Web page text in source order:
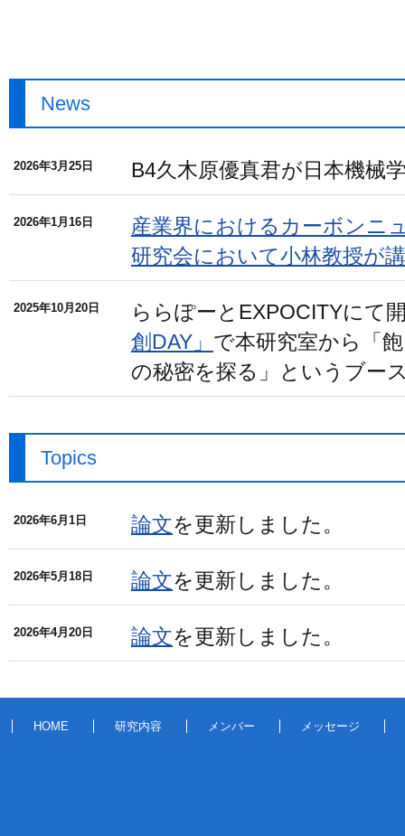
News
2026年3月25日 B4久木原優真君が日本機械
2026年1月16日
産業界におけるカーボンニ
研究会において小林教授が
2025年10月20日
ららぽーとEXPOCITYにて
創DAY」 で本研究室から「
の秘密を探る」というブー
Topics
2026年6月1日 論文を更新しました。
2026年5月18日 論文を更新しました。
2026年4月20日 論文を更新しました。
HOME 研究内容 メンバー メッセージ